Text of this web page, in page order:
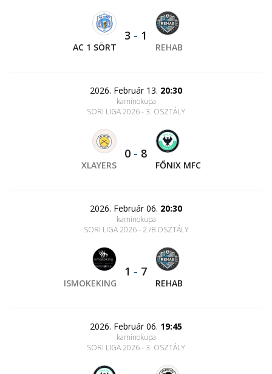
AC 1 SÖRT
3 - 1
REHAB
2026. Február 13. 20:30
kaminokupa
SORI LIGA 2026 - 3. OSZTÁLY
XLAYERS
0 - 8
FŐNIX MFC
2026. Február 06. 20:30
kaminokupa
SORI LIGA 2026 - 2./B OSZTÁLY
ISMOKEKING
1 - 7
REHAB
2026. Február 06. 19:45
kaminokupa
SORI LIGA 2026 - 3. OSZTÁLY